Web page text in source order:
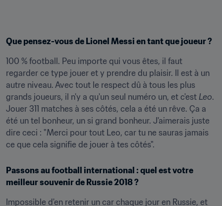
Que pensez-vous de Lionel Messi en tant que joueur ?
100 % football. Peu importe qui vous êtes, il faut
regarder ce type jouer et y prendre du plaisir. Il est à un
autre niveau. Avec tout le respect dû à tous les plus
grands joueurs, il n'y a qu'un seul numéro un, et c'est Leo.
Jouer 311 matches à ses côtés, cela a été un rêve. Ça a
été un tel bonheur, un si grand bonheur. J'aimerais juste
dire ceci : "Merci pour tout Leo, car tu ne sauras jamais
ce que cela signifie de jouer à tes côtés".
Passons au football international : quel est votre
meilleur souvenir de Russie 2018 ?
Impossible d'en retenir un car chaque jour en Russie, et